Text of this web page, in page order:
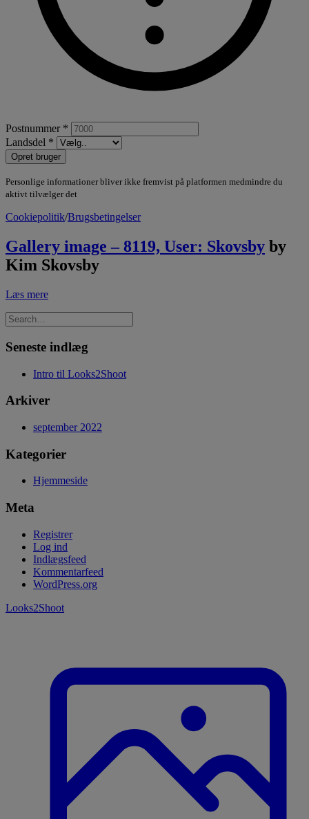
Postnummer *
Landsdel *
Opret bruger
Personlige informationer bliver ikke fremvist på platformen medmindre du
aktivt tilvælger det
Cookiepolitik/Brugsbetingelser
Gallery image – 8119, User: Skovsby by
Kim Skovsby
Læs mere
Seneste indlæg
Intro til Looks2Shoot
Arkiver
september 2022
Kategorier
Hjemmeside
Meta
Registrer
Log ind
Indlægsfeed
Kommentarfeed
WordPress.org
Looks2Shoot